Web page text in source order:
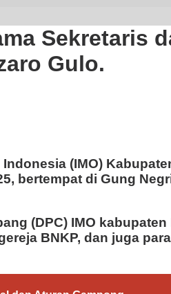
Sekretaris
Gulo.
(IMO)
bertempat di Gung
(DPC) IMO
BNKP, dan juga